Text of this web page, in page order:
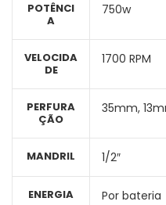
POTÊNCI
A
VELOCIDA
DE
PERFURA
ÇÃO
MANDRIL
ENERGIA
750w
1700 RPM
35mm,
1/2″
Por bateria